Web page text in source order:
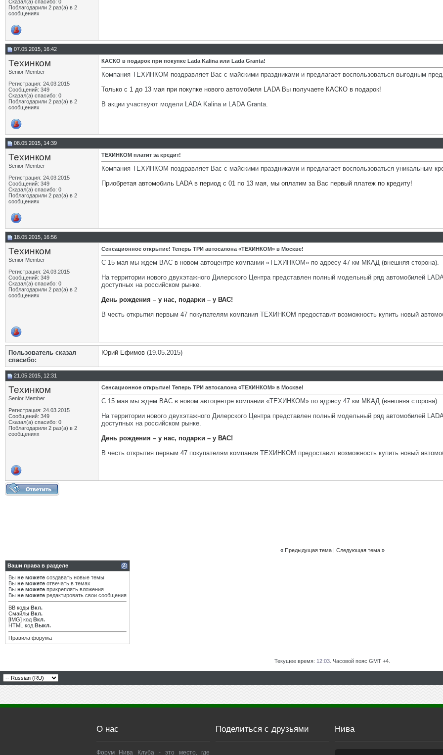
Сказал(а) спасибо: 0
Поблагодарили 2 раз(а) в 2
сообщениях
07.05.2015, 16:42
Техинком
Senior Member
Регистрация: 24.03.2015
Сообщений: 349
Сказал(а) спасибо: 0
Поблагодарили 2 раз(а) в 2
сообщениях
КАСКО в подарок при покупке Lada Kalina или Lada Granta!
Компания ТЕХИНКОМ поздравляет Вас с майскими праздниками и предлагает воспользоваться выгодным
Только с 1 до 13 мая при покупке нового автомобиля LADA Вы получаете КАСКО в подарок!
В акции участвуют модели LADA Kalina и LADA Granta.
08.05.2015, 14:39
Техинком
Senior Member
Регистрация: 24.03.2015
Сообщений: 349
Сказал(а) спасибо: 0
Поблагодарили 2 раз(а) в 2
сообщениях
ТЕХИНКОМ платит за кредит!
Компания ТЕХИНКОМ поздравляет Вас с майскими праздниками и предлагает воспользоваться уникальным
Приобретая автомобиль LADA в период с 01 по 13 мая, мы оплатим за Вас первый платеж по кредиту!
18.05.2015, 16:56
Техинком
Senior Member
Регистрация: 24.03.2015
Сообщений: 349
Сказал(а) спасибо: 0
Поблагодарили 2 раз(а) в 2
сообщениях
Сенсационное открытие! Теперь ТРИ автосалона «ТЕХИНКОМ» в Москве!
С 15 мая мы ждем ВАС в новом автоцентре компании «ТЕХИНКОМ» по адресу 47 км МКАД (внешняя сторона).
На территории нового двухэтажного Дилерского Центра представлен полный модельный ряд автомобилей
доступных на российском рынке.
День рождения – у нас, подарки – у ВАС!
В честь открытия первым 47 покупателям компания ТЕХИНКОМ предоставит возможность купить новый
Пользователь сказал
cпасибо:
Юрий Ефимов (19.05.2015)
21.05.2015, 12:31
Техинком
Senior Member
Регистрация: 24.03.2015
Сообщений: 349
Сказал(а) спасибо: 0
Поблагодарили 2 раз(а) в 2
сообщениях
Сенсационное открытие! Теперь ТРИ автосалона «ТЕХИНКОМ» в Москве!
С 15 мая мы ждем ВАС в новом автоцентре компании «ТЕХИНКОМ» по адресу 47 км МКАД (внешняя сторона).
На территории нового двухэтажного Дилерского Центра представлен полный модельный ряд автомобилей
доступных на российском рынке.
День рождения – у нас, подарки – у ВАС!
В честь открытия первым 47 покупателям компания ТЕХИНКОМ предоставит возможность купить новый
« Предыдущая тема| Следующая тема »
Ваши права в разделе
Вы не можете создавать новые темы
Вы не можете отвечать в темах
Вы не можете прикреплять вложения
Вы не можете редактировать свои сообщения
BB коды Вкл.
Смайлы Вкл.
[IMG] код Вкл.
HTML код Выкл.
Правила форума
Текущее время: 12:03 . Часовой пояс GMT +4.
О нас
Форум Нива Клуба - это место, где
Поделиться с друзьями Нива